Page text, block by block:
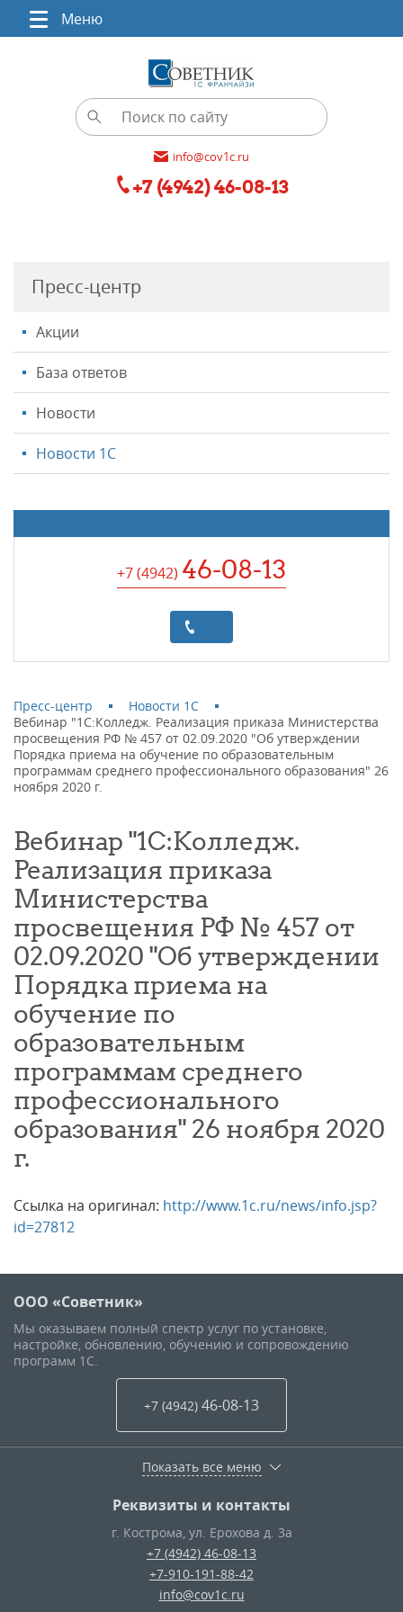
Меню
info@cov1c.ru
+7 (4942) 46-08-13
Пресс-центр
Акции
База ответов
Новости
Новости 1С
+7 (4942) 46-08-13
Пресс-центр
Новости 1С
Вебинар "1С:Колледж. Реализация приказа Министерства
просвещения РФ № 457 от 02.09.2020 "Об утверждении
Порядка приема на обучение по образовательным
программам среднего профессионального образования" 26
ноября 2020 г.
Вебинар "1С:Колледж.
Реализация приказа
Министерства
просвещения РФ № 457 от
02.09.2020 "Об утверждении
Порядка приема на
обучение по
образовательным
программам среднего
профессионального
образования" 26 ноября 2020
г.
Ссылка на оригинал: http://www.1c.ru/news/info.jsp?
id=27812
ООО «Советник»
Мы оказываем полный спектр услуг по установке,
настройке, обновлению, обучению и сопровождению
программ 1С.
+7 (4942) 46-08-13
Показать все меню
Реквизиты и контакты
г. Кострома, ул. Ерохова д. 3а
+7 (4942) 46-08-13
+7-910-191-88-42
info@cov1c.ru